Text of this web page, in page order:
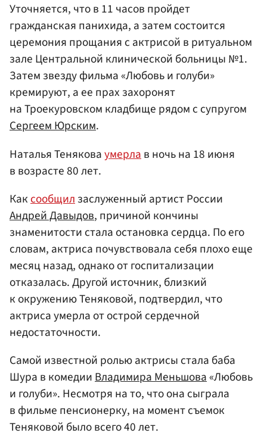
Уточняется, что в 11 часов пройдет
гражданская панихида, а затем состоится
церемония прощания с актрисой в ритуальном
зале Центральной клинической больницы №1.
Затем звезду фильма «Любовь и голуби»
кремируют, а ее прах захоронят
на Троекуровском кладбище рядом с супругом
Сергеем Юрским.
Наталья Теняковаумерла в ночь на 18 июня
в возрасте 80 лет.
Каксообщилзаслуженный артист России
Андрей Давыдов, причиной кончины
знаменитости стала остановка сердца. По его
словам, актриса почувствовала себя плохо еще
месяц назад, однако от госпитализации
отказалась. Другой источник, близкий
к окружению Теняковой, подтвердил, что
актриса умерла от острой сердечной
недостаточности.
Самой известной ролью актрисы стала баба
Шура в комедииВладимира Меньшова«Любовь
и голуби». Несмотря на то, что она сыграла
в фильме пенсионерку, на момент съемок
Теняковой было всего 40 лет.